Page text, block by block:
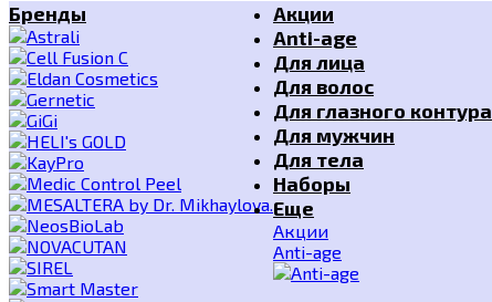
Бренды
Акции
Anti-age
Для лица
Для волос
Для глазного контура
Для мужчин
Для тела
Наборы
Еще
Акции
Anti-age